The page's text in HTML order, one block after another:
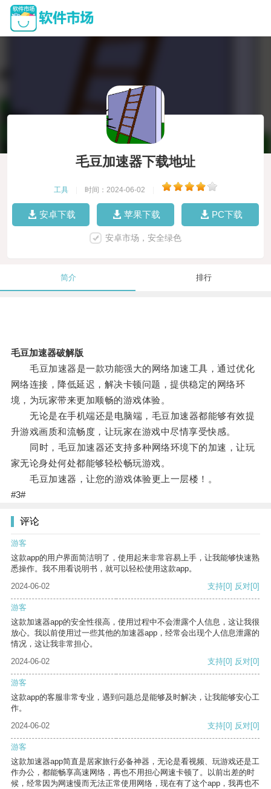
毛豆加速器下载地址
工具 时间：2024-06-02
安卓下载 苹果下载 PC下载
安卓市场，安全绿色
简介 排行
毛豆加速器破解版
毛豆加速器是一款功能强大的网络加速工具，通过优化
网络连接，降低延迟，解决卡顿问题，提供稳定的网络环
境，为玩家带来更加顺畅的游戏体验。
无论是在手机端还是电脑端，毛豆加速器都能够有效提
升游戏画质和流畅度，让玩家在游戏中尽情享受快感。
同时，毛豆加速器还支持多种网络环境下的加速，让玩
家无论身处何处都能够轻松畅玩游戏。
毛豆加速器，让您的游戏体验更上一层楼！。
#3#
评论
游客
这款app的用户界面简洁明了，使用起来非常容易上手，让我能够快速熟
悉操作。我不用看说明书，就可以轻松使用这款app。
2024-06-02
支持[0] 反对[0]
游客
这款加速器app的安全性很高，使用过程中不会泄露个人信息，这让我很
放心。我以前使用过一些其他的加速器app，经常会出现个人信息泄露的
情况，这让我非常担心。
2024-06-02
支持[0] 反对[0]
游客
这款app的客服非常专业，遇到问题总是能够及时解决，让我能够安心工
作。
2024-06-02
支持[0] 反对[0]
游客
这款加速器app简直是居家旅行必备神器，无论是看视频、玩游戏还是工
作办公，都能畅享高速网络，再也不用担心网速卡顿了。以前出差的时
候，经常因为网速慢而无法正常使用网络，现在有了这个app，我再也不